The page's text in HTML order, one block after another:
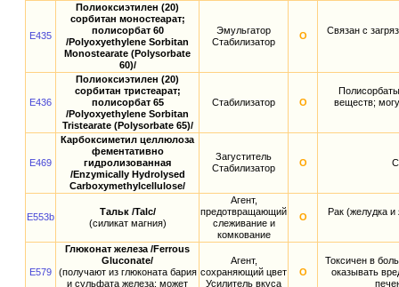
E435
Полиоксиэтилен (20)
сорбитан моностеарат;
полисорбат 60
/Polyoxyethylene Sorbitan
Monostearate (Polysorbate
60)/
Эмульгатор
Стабилизатор
О Связан с
E436
Полиоксиэтилен (20)
сорбитан тристеарат;
полисорбат 65
/Polyoxyethylene Sorbitan
Tristearate (Polysorbate 65)/
Стабилизатор О
веществ;
E469
Карбоксиметил целлюлоза
фементативно
гидролизованная
/Enzymically Hydrolysed
Carboxymethylcellulose/
Загуститель
Стабилизатор
О
E553b
Тальк /Talc/
(силикат магния)
Агент,
предотвращающий
слеживание и
комкование
О Рак (желудка
E579
Глюконат железа /Ferrous
Gluconate/
(получают из глюконата бария
и сульфата железа; может
Агент,
сохраняющий цвет
Усилитель вкуса
О
Токсичен в
оказывать